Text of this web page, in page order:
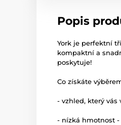
Popis
York je perfektní
kompaktní a
poskytuje!
Co získáte
- vzhled, který
- nízká hmotnost -